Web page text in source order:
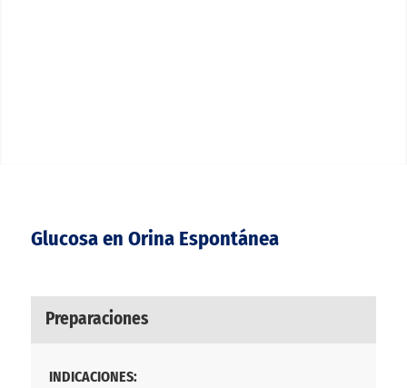
Glucosa en Orina Espontánea
Preparaciones
INDICACIONES: